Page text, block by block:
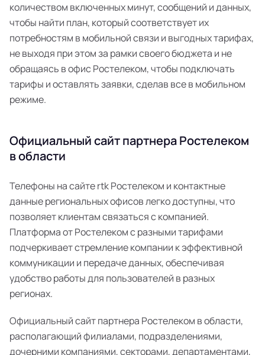
количеством включенных минут, сообщений и данных,
чтобы найти план, который соответствует их
потребностям в мобильной связи и выгодных тарифах,
не выходя при этом за рамки своего бюджета и не
обращаясь в офис Ростелеком, чтобы подключать
тарифы и оставлять заявки, сделав все в мобильном
режиме.
Официальный сайт партнера Ростелеком
в области
Телефоны на сайте rtk Ростелеком и контактные
данные региональных офисов легко доступны, что
позволяет клиентам связаться с компанией.
Платформа от Ростелеком с разными тарифами
подчеркивает стремление компании к эффективной
коммуникации и передаче данных, обеспечивая
удобство работы для пользователей в разных
регионах.
Официальный сайт партнера Ростелеком в области,
располагающий филиалами, подразделениями,
дочерними компаниями, секторами, департаментами,